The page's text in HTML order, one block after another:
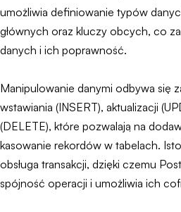
umożliwia definiowanie typów
głównych oraz kluczy obcych, co
danych i ich poprawność.
Manipulowanie danymi odbywa się
wstawiania (INSERT), aktualizacji
(DELETE), które pozwalają na
kasowanie rekordów w tabelach.
obsługa transakcji, dzięki czemu
spójność operacji i umożliwia ich